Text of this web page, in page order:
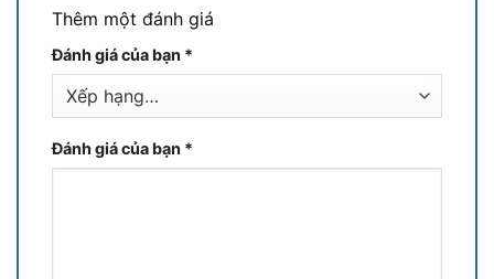
Thêm một đánh giá
Đánh giá của bạn *
Đánh giá của bạn *